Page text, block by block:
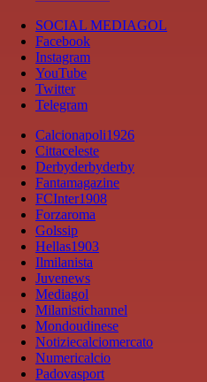
SOCIAL MEDIAGOL
Facebook
Instagram
YouTube
Twitter
Telegram
Calcionapoli1926
Cittaceleste
Derbyderbyderby
Fantamagazine
FCInter1908
Forzaroma
Golssip
Hellas1903
Ilmilanista
Juvenews
Mediagol
Milanistichannel
Mondoudinese
Notiziecalciomercato
Numericalcio
Padovasport